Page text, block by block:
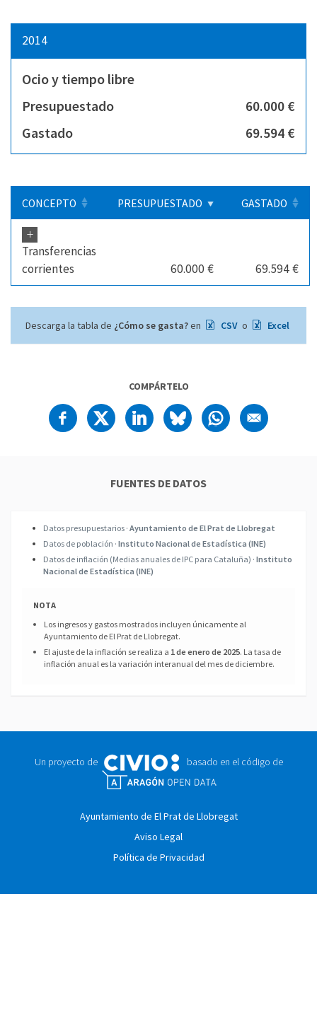
2014
Ocio y tiempo libre
Presupuestado
60.000 €
Gastado
69.594 €
CONCEPTO PRESUPUESTADO GASTADO
+
Transferencias
corrientes
60.000 € 69.594 €
Descarga la tabla de ¿Cómo se gasta?en CSV o Excel
COMPÁRTELO
FUENTES DE DATOS
Datos presupuestarios · Ayuntamiento de El Prat de Llobregat
Datos de población · Instituto Nacional de Estadística (INE)
Datos de inflación (Medias anuales de IPC para Cataluña) · Instituto
Nacional de Estadística (INE)
NOTA
Los ingresos y gastos mostrados incluyen únicamente al
Ayuntamiento de El Prat de Llobregat.
El ajuste de la inflación se realiza a 1 de enero de 2025. La tasa de
inflación anual es la variación interanual del mes de diciembre.
Un proyecto de basado en el código de
Ayuntamiento de El Prat de Llobregat
Aviso Legal
Política de Privacidad